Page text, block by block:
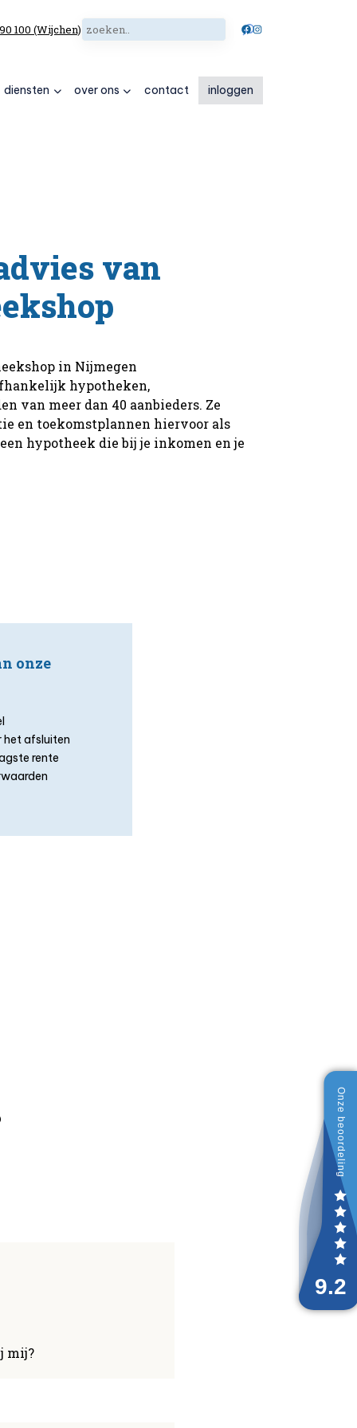
100 (Wijchen)Zoeken Facebook
Instagram
diensten over ons contact inloggen
van
in Nijmegen
hypotheken,
van meer dan 40 aanbieders. Ze
en toekomstplannen hiervoor als
hypotheek die bij je inkomen en je
onze
het afsluiten
rente
mij?